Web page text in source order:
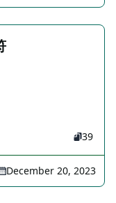
39
December 20, 2023